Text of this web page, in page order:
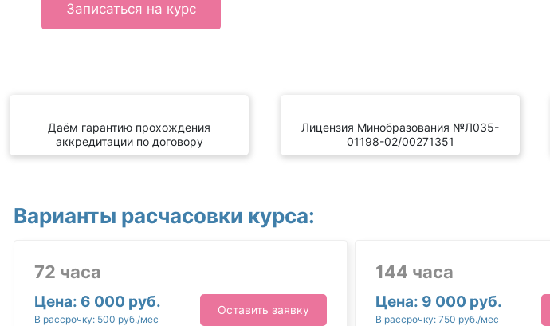
Записаться на курс
Даём гарантию прохождения
аккредитации по договору
Лицензия Минобразования №Л035-
01198-02/00271351
Варианты расчасовки курса:
72 часа
Цена: 6 000 руб.
В рассрочку: 500 руб./мес
Оставить заявку
144 часа
Цена: 9 000 руб.
В рассрочку: 750 руб./мес